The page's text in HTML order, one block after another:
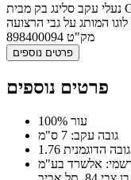
נעלי עקב סלינג בק מבית Gianvito Rossi, המעוצבות בעבודת יד תוצרת
מק"ט 898400094
פרטים נוספים
פרטים נוספים
100% עור
גובה עקב: 7 ס"מ
רשמי: אלשרד בע"מ